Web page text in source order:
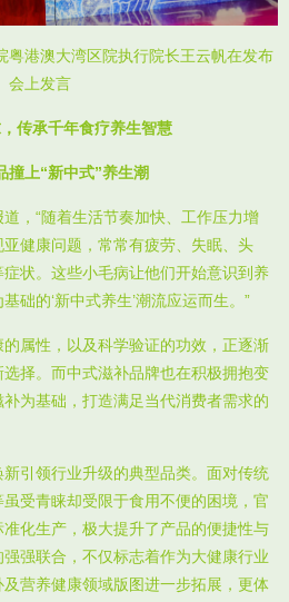
粤港澳大湾区院执行院长王云帆在发布
会上发言
传承千年食疗养生智慧
撞上“新中式”养生潮
，“随着生活节奏加快、工作压力增
健康问题，常常有疲劳、失眠、头
状。这些小毛病让他们开始意识到养
的‘新中式养生’潮流应运而生。”
属性，以及科学验证的功效，正逐渐
择。而中式滋补品牌也在积极拥抱变
为基础，打造满足当代消费者需求的
引领行业升级的典型品类。面对传统
受青睐却受限于食用不便的困境，官
化生产，极大提升了产品的便捷性与
强联合，不仅标志着作为大健康行业
营养健康领域版图进一步拓展，更体